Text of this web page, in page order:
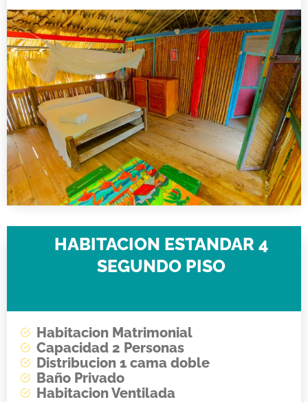
HABITACION ESTANDAR 4
SEGUNDO PISO
Habitacion Matrimonial
Capacidad 2 Personas
Distribucion 1 cama doble
Baño Privado
Habitacion Ventilada